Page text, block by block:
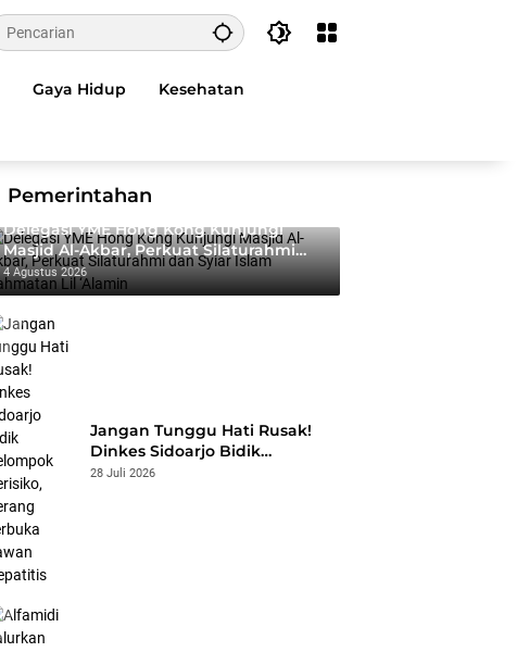
Gaya Hidup Kesehatan
Pemerintahan
Delegasi YME Hong Kong Kunjungi
Masjid Al-Akbar, Perkuat Silaturahmi
dan Syiar Islam Rahmatan Lil ‘Alamin
4 Agustus 2026
Jangan Tunggu Hati Rusak!
Dinkes Sidoarjo Bidik
Kelompok Berisiko, Perang
28 Juli 2026